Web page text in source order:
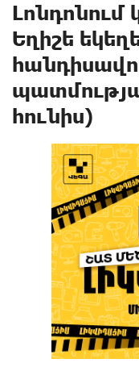
Լոնդոնում
Եղիշե
հունիս)